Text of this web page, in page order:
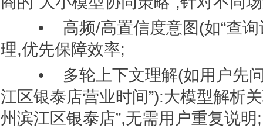
• 高频/高置信度意图(如“查询
理,优先保障效率;
• 多轮上下文理解(如用户先问
江区银泰店营业时间”):大模型解析
州滨江区银泰店”,无需用户重复说明;